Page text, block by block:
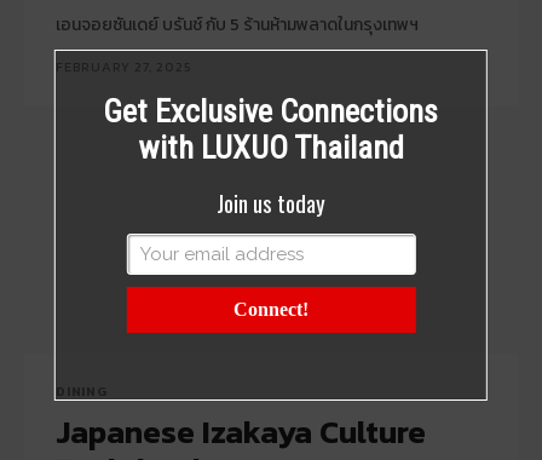
เอนจอยซันเดย์ บรันช์ กับ 5 ร้านห้ามพลาดในกรุงเทพฯ
Japanese Izakaya Culture
Get Exclusive Connections
with LUXUO Thailand
Join us today
Connect!